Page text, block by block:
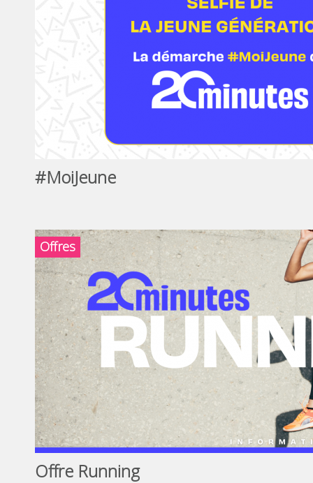
#MoiJeune
Offres
Offre Running